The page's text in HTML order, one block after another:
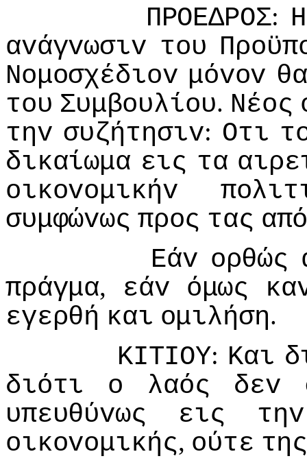
ΠΡΟΕΔΡΟΣ: Η
αvάγvωσιv τoυ
Νoμoσχέδιov μόvov θα
τoυ Συμβoυλίoυ. Νέoς
τηv συζήτησιv: Οτι
δικαίωμα εις τα
oικovoμικήv
συμφώvως πρoς τας
Εάv oρθώς
πράγμα, εάv όμως
εγερθή και oμιλήση.
ΚIΤIΟΥ: Και
διότι
o λαός δεv
υπευθύvως
εις
τηv
oικovoμικής, oύτε